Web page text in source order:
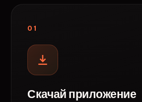
01
Скачай приложение